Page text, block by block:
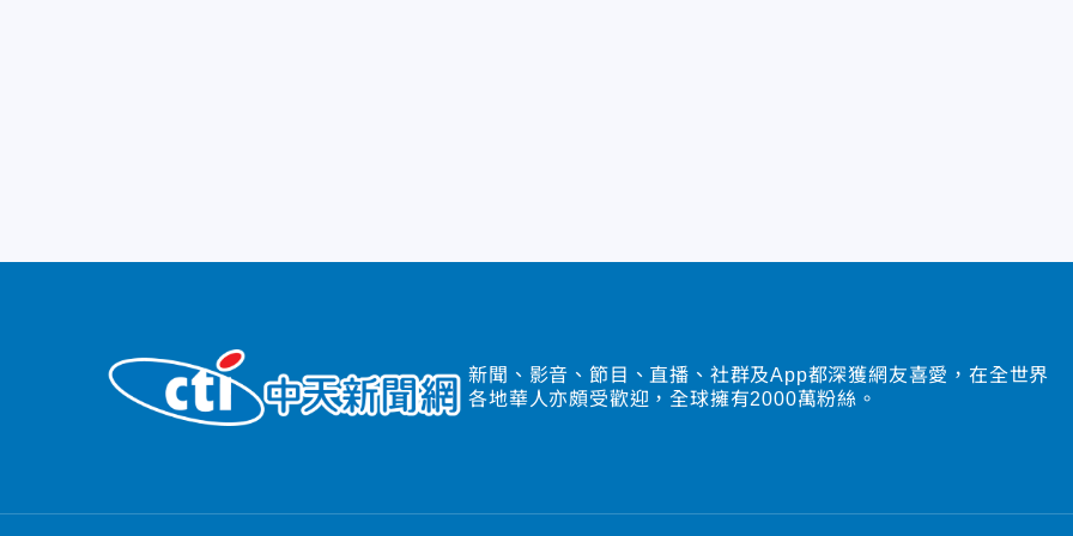
新聞、影音、節目、直播、社群及App都深獲網友喜愛，在全世界
各地華人亦頗受歡迎，全球擁有2000萬粉絲。